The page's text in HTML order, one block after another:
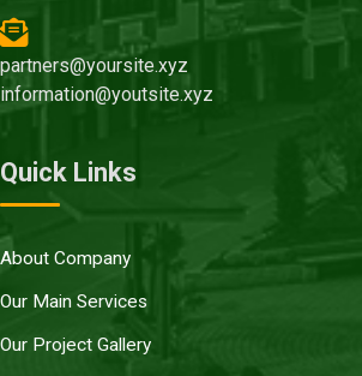
partners@yoursite.xyz
information@youtsite.xyz
Quick Links
About Company
Our Main Services
Our Project Gallery